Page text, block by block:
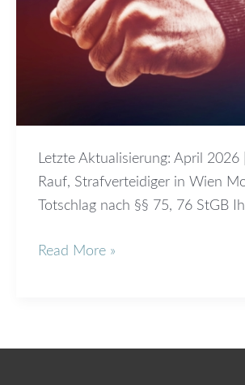
Letzte Aktualisierung: April 2026
Rauf, Strafverteidiger in Wien
Totschlag nach §§ 75, 76 StGB
Wien
Read More »